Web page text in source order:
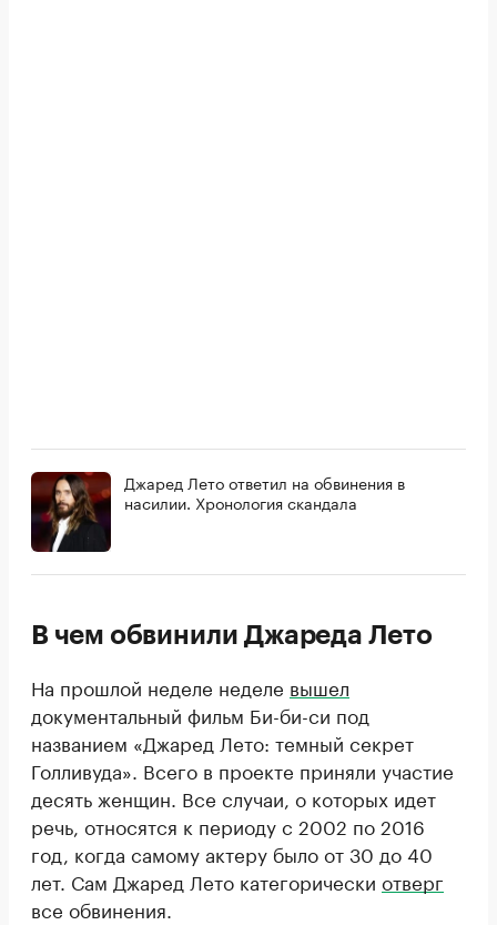
Джаред Лето ответил на обвинения в
насилии. Хронология скандала
В чем обвинили Джареда Лето
На прошлой неделе неделе вышел
документальный фильм Би-би-си под
названием «Джаред Лето: темный секрет
Голливуда». Всего в проекте приняли участие
десять женщин. Все случаи, о которых идет
речь, относятся к периоду с 2002 по 2016
год, когда самому актеру было от 30 до 40
лет. Сам Джаред Лето категорически отверг
все обвинения.